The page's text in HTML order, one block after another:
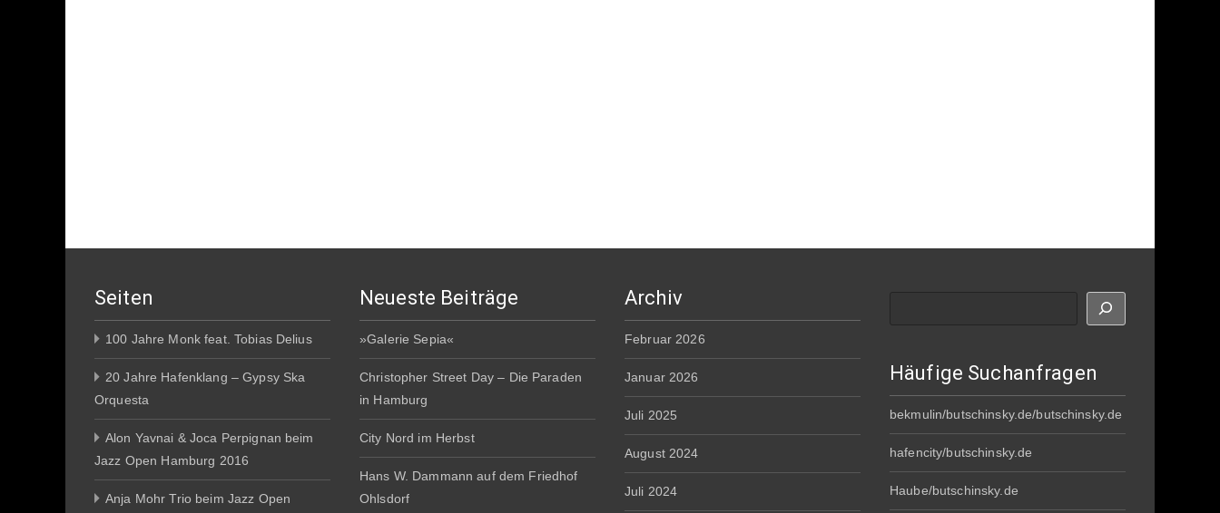
Seiten
100 Jahre Monk feat. Tobias Delius
20 Jahre Hafenklang – Gypsy Ska
Orquesta
Alon Yavnai & Joca Perpignan beim
Jazz Open Hamburg 2016
Anja Mohr Trio beim Jazz Open
Neueste Beiträge
»Galerie Sepia«
Christopher Street Day – Die Paraden
in Hamburg
City Nord im Herbst
Hans W. Dammann auf dem Friedhof
Ohlsdorf
Archiv
Februar 2026
Januar 2026
Juli 2025
August 2024
Juli 2024
Häufige Suchanfragen
bekmulin/butschinsky.de/butschinsky.de
hafencity/butschinsky.de
Haube/butschinsky.de